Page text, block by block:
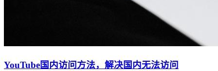
YouTube国内访问方法，解决国内无法访问